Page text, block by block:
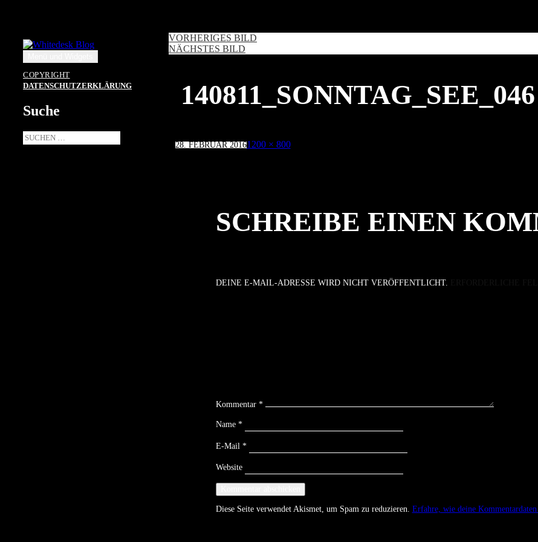
COPYRIGHT
DATENSCHUTZERKLÄRUNG
Suche
Suche
nach:
VORHERIGES BILD
NÄCHSTES BILD
140811_SONNTAG_SEE_046
Veröffentlicht
am
28. FEBRUAR 2016Volle
1200 × 800
SCHREIBE EINEN
DEINE E-MAIL-ADRESSE WIRD NICHT VERÖFFENTLICHT.
Kommentar *
Name *
E-Mail *
Website
Diese Seite verwendet Akismet, um Spam zu reduzieren. Erfahre, wie deine